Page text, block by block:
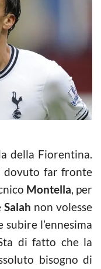
della Fiorentina.
dovuto far fronte
Montella, per
Salah non volesse
l’ennesima
di fatto che la
bisogno di